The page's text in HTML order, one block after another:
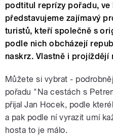
podtitul reprízy pořadu, ve
představujeme zajímavý
turistů, kteří společně s
podle nich obcházejí
naskrz. Vlastně i projíždějí
Můžete si vybrat -
pořadu "Na cestách s
přijal Jan Hocek, podle
a pak podle ní vyrazit umí
hosta to je málo.